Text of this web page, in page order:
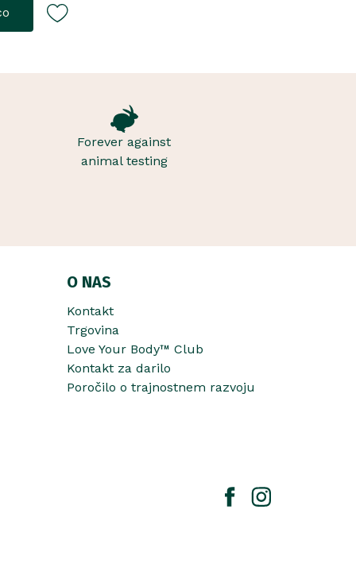
Forever against
animal testing
O NAS
Kontakt
Trgovina
Love Your Body™ Club
Kontakt za darilo
Poročilo o trajnostnem razvoju